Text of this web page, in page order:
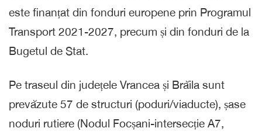
este finanțat din fonduri europene prin Programul
Transport 2021-2027, precum și din fonduri de la
Bugetul de Stat.
Pe traseul din județele Vrancea și Brăila sunt
prevăzute 57 de structuri (poduri/viaducte), șase
noduri rutiere (Nodul Focșani-intersecție A7,